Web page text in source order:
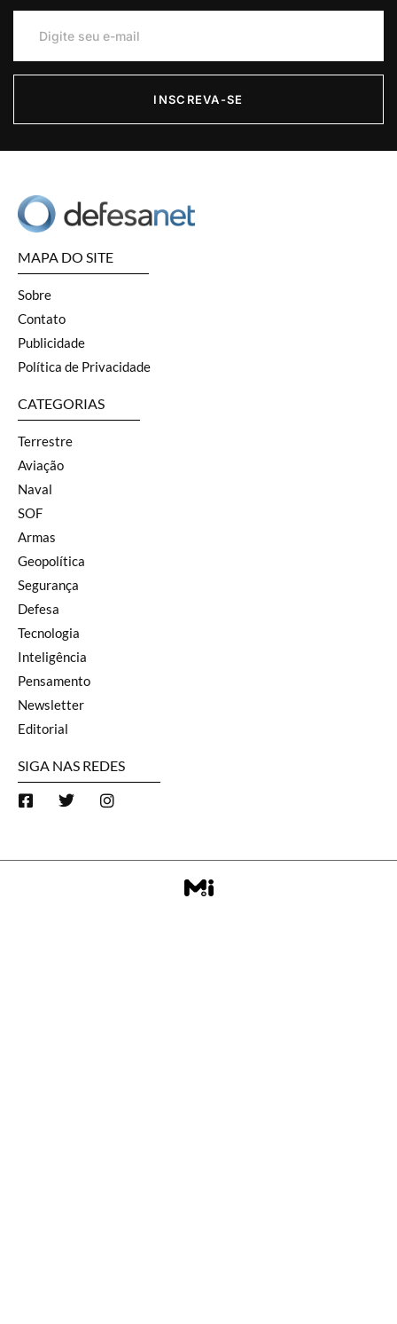
INSCREVA-SE
MAPA DO SITE
Sobre
Contato
Publicidade
Política de Privacidade
CATEGORIAS
Terrestre
Aviação
Naval
SOF
Armas
Geopolítica
Segurança
Defesa
Tecnologia
Inteligência
Pensamento
Newsletter
Editorial
SIGA NAS REDES